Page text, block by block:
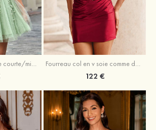
Trapèze col en v tulle courte/mini robe de fête de la rentrée avec perles Fourreau col en v soie comme du satin courte/mini robe de fête de la rentrée avec paillettes
122 €